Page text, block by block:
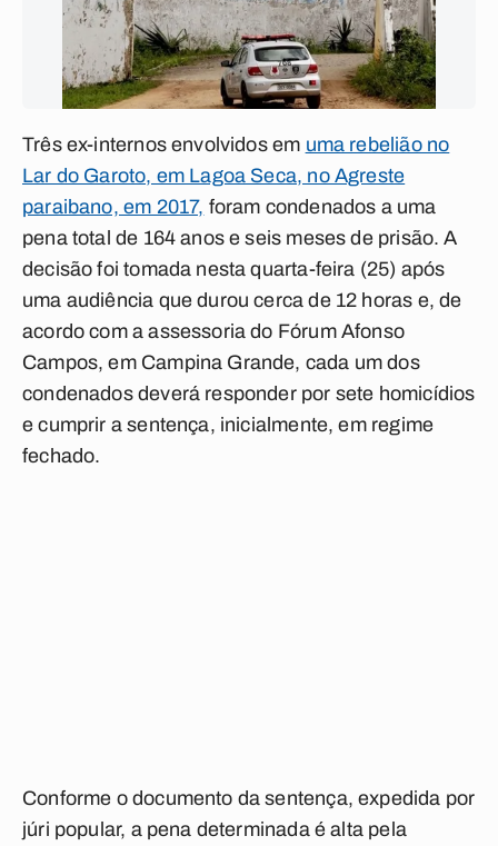
Três ex-internos envolvidos em uma rebelião no
Lar do Garoto, em Lagoa Seca, no Agreste
paraibano, em 2017, foram condenados a uma
pena total de 164 anos e seis meses de prisão. A
decisão foi tomada nesta quarta-feira (25) após
uma audiência que durou cerca de 12 horas e, de
acordo com a assessoria do Fórum Afonso
Campos, em Campina Grande, cada um dos
condenados deverá responder por sete homicídios
e cumprir a sentença, inicialmente, em regime
fechado.
Conforme o documento da sentença, expedida por
júri popular, a pena determinada é alta pela